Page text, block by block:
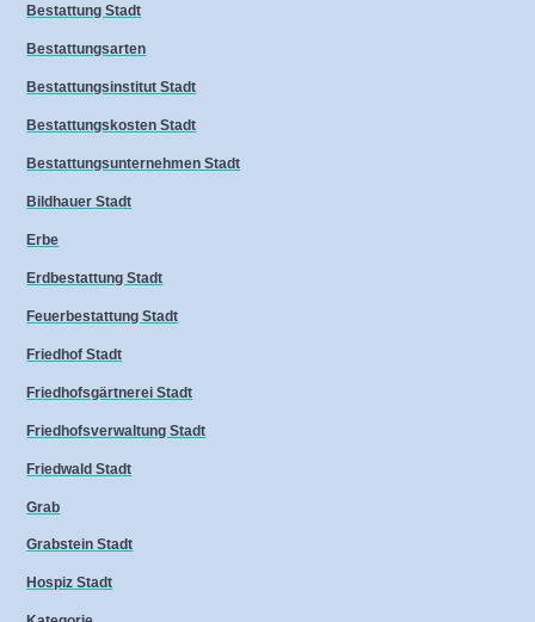
Bestattung Stadt
Bestattungsarten
Bestattungsinstitut Stadt
Bestattungskosten Stadt
Bestattungsunternehmen Stadt
Bildhauer Stadt
Erbe
Erdbestattung Stadt
Feuerbestattung Stadt
Friedhof Stadt
Friedhofsgärtnerei Stadt
Friedhofsverwaltung Stadt
Friedwald Stadt
Grab
Grabstein Stadt
Hospiz Stadt